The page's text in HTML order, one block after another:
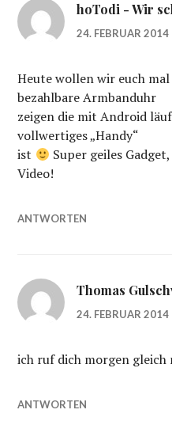
hoTodi - Wir
24. FEBRUAR
Heute wollen wir euch
bezahlbare Armbanduhr
zeigen die mit Android
vollwertiges „Handy“
ist
Super geiles
Video!
ANTWORTEN
Thomas
24. FEBRUAR
ich ruf dich morgen gleich
ANTWORTEN